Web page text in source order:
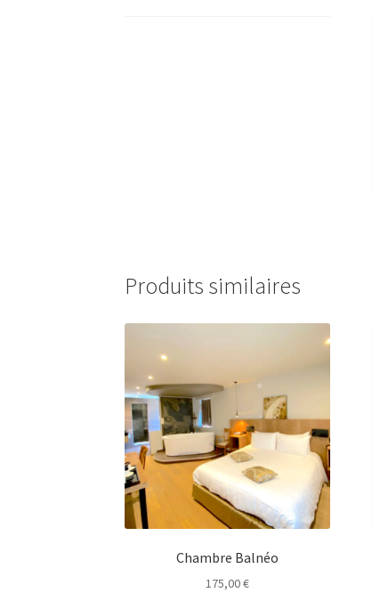
Produits similaires
Chambre Balnéo
175,00€